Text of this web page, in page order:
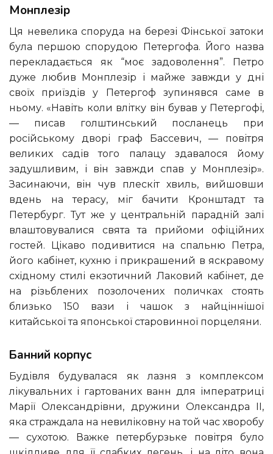
Монплезір
Ця невелика споруда на березі Фінської затоки
була першою спорудою Петергофа. Його назва
перекладається як “моє задоволення”. Петро
дуже любив Монплезір і майже завжди у дні
своїх приїздів у Петергоф зупинявся саме в
ньому. «Навіть коли влітку він бував у Петергофі,
— писав голштинський посланець при
російському дворі граф Бассевич, — повітря
великих садів того палацу здавалося йому
задушливим, і він завжди спав у Монплезір».
Засинаючи, він чув плескіт хвиль, вийшовши
вдень на терасу, міг бачити Кронштадт та
Петербург. Тут же у центральній парадній залі
влаштовувалися свята та прийоми офіційних
гостей. Цікаво подивитися на спальню Петра,
його кабінет, кухню і прикрашений в яскравому
східному стилі екзотичний Лаковий кабінет, де
на різьблених позолочених поличках стоять
близько 150 вази і чашок з найціннішої
китайської та японської старовинної порцеляни.
Банний корпус
Будівля будувалася як лазня з комплексом
лікувальних і гартованих ванн для імператриці
Марії Олександрівни, дружини Олександра II,
яка страждала на невиліковну на той час хворобу
— сухотою. Важке петербурзьке повітря було